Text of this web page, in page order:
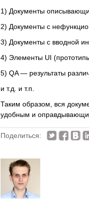
1) Документы
2) Документы с
3) Документы с вводной
4) Элементы UI
5) QA — результаты
и т.д. и т.п.
Таким образом, вся
удобным и
Поделиться: